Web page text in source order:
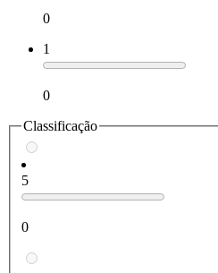
0
1
0
Classificação
5
0